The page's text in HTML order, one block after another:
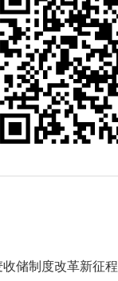
储制度改革新征程